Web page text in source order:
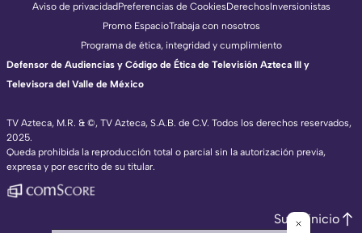
TV Azteca, M.R. & ©, TV Azteca, S.A.B. de C.V. Todos los derechos reservados,
2025.
Queda prohibida la reproducción total o parcial sin la autorización previa,
expresa y por escrito de su titular.
Aviso de privacidadPreferencias de CookiesDerechosInversionistas
Promo EspacioTrabaja con nosotros
Programa de ética, integridad y cumplimiento
Defensor de Audiencias y Código de Ética de Televisión Azteca III y
Televisora del Valle de México
Subir inicio